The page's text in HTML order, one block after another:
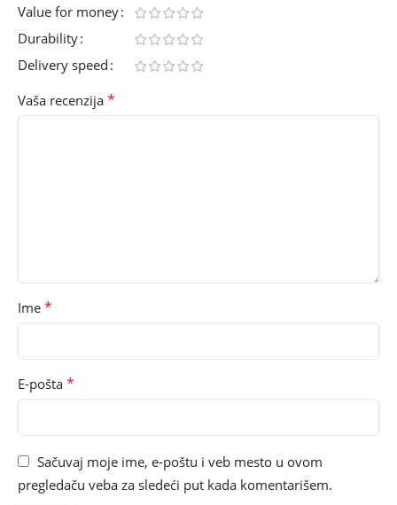
Value for money
Durability
Delivery speed
Vaša recenzija *
Ime *
E-pošta *
Sačuvaj moje ime, e-poštu i veb mesto u ovom
pregledaču veba za sledeći put kada komentarišem.